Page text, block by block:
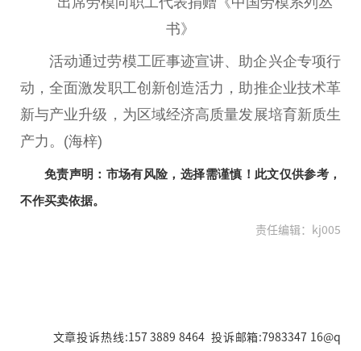
书》
活动通过劳模工匠事迹宣讲、助企兴企专项行
动，全面激发职工创新创造活力，助推企业技术革
新与产业升级，为区域经济高质量发展培育新质生
产力。(海梓)
免责声明：市场有风险，选择需谨慎！此文仅供参考，
不作买卖依据。
责任编辑：kj005
文章投诉热线:157 3889 8464 投诉邮箱:7983347 16@q